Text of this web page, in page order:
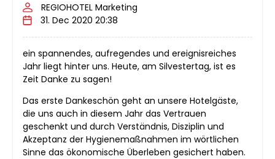
REGIOHOTEL Marketing
31. Dec 2020 20:38
ein spannendes, aufregendes und ereignisreiches
Jahr liegt hinter uns. Heute, am Silvestertag, ist es
Zeit Danke zu sagen!
Das erste Dankeschön geht an unsere Hotelgäste,
die uns auch in diesem Jahr das Vertrauen
geschenkt und durch Verständnis, Disziplin und
Akzeptanz der Hygienemaßnahmen im wörtlichen
Sinne das ökonomische Überleben gesichert haben.